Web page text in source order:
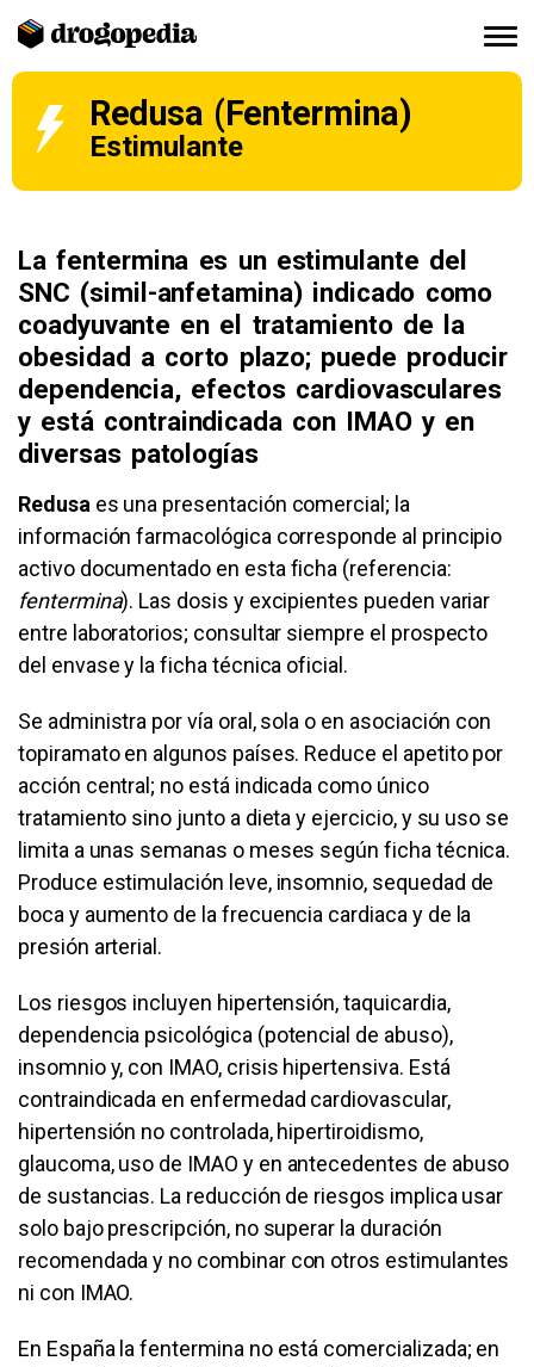
Redusa (Fentermina)
Estimulante
La fentermina es un estimulante del
SNC (simil-anfetamina) indicado como
coadyuvante en el tratamiento de la
obesidad a corto plazo; puede producir
dependencia, efectos cardiovasculares
y está contraindicada con IMAO y en
diversas patologías
Redusa es una presentación comercial; la
información farmacológica corresponde al principio
activo documentado en esta ficha (referencia:
fentermina). Las dosis y excipientes pueden variar
entre laboratorios; consultar siempre el prospecto
del envase y la ficha técnica oficial.
Se administra por vía oral, sola o en asociación con
topiramato en algunos países. Reduce el apetito por
acción central; no está indicada como único
tratamiento sino junto a dieta y ejercicio, y su uso se
limita a unas semanas o meses según ficha técnica.
Produce estimulación leve, insomnio, sequedad de
boca y aumento de la frecuencia cardiaca y de la
presión arterial.
Los riesgos incluyen hipertensión, taquicardia,
dependencia psicológica (potencial de abuso),
insomnio y, con IMAO, crisis hipertensiva. Está
contraindicada en enfermedad cardiovascular,
hipertensión no controlada, hipertiroidismo,
glaucoma, uso de IMAO y en antecedentes de abuso
de sustancias. La reducción de riesgos implica usar
solo bajo prescripción, no superar la duración
recomendada y no combinar con otros estimulantes
ni con IMAO.
En España la fentermina no está comercializada; en